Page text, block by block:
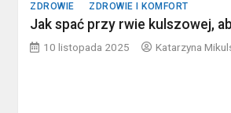
ZDROWIE
ZDROWIE I KOMFORT
Jak spać przy rwie kulszowej,
10 listopada 2025 Katarzyna